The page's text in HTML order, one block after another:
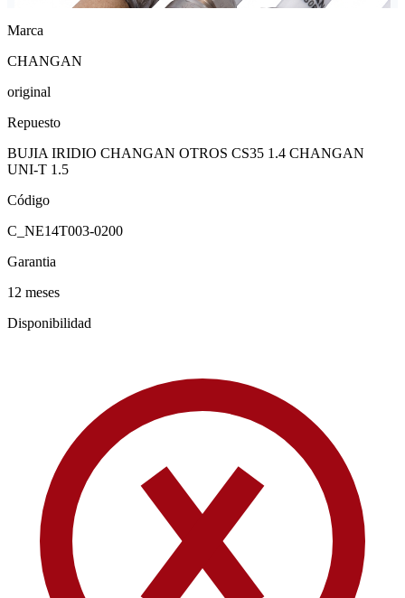
Marca
CHANGAN
original
Repuesto
BUJIA IRIDIO CHANGAN OTROS CS35 1.4 CHANGAN
UNI-T 1.5
Código
C_NE14T003-0200
Garantia
12 meses
Disponibilidad